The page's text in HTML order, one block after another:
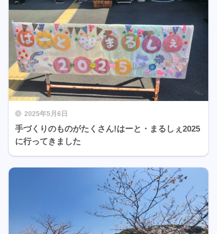
2025年5月6日
手づくりのものがたくさん!はーと・まるしぇ2025
に行ってきました